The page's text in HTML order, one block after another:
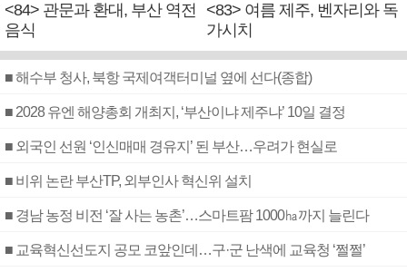
<84> 관문과 환대, 부산 역전
음식
<83> 여름 제주, 벤자리와 독
가시치
■ 해수부 청사, 북항 국제여객터미널 옆에 선다(종합)
■ 2028 유엔 해양총회 개최지, ‘부산이냐 제주냐’ 10일 결정
■ 외국인 선원 ‘인신매매 경유지’ 된 부산…우려가 현실로
■ 비위 논란 부산TP, 외부인사 혁신위 설치
■ 경남 농정 비전 ‘잘 사는 농촌’…스마트팜 1000㏊까지 늘린다
■ 교육혁신선도지 공모 코앞인데…구·군 난색에 교육청 ‘쩔쩔’